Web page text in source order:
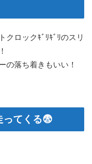
クロックｷﾞﾘｷﾞﾘのスリ
の落ち着きもいい！
ってくる😨